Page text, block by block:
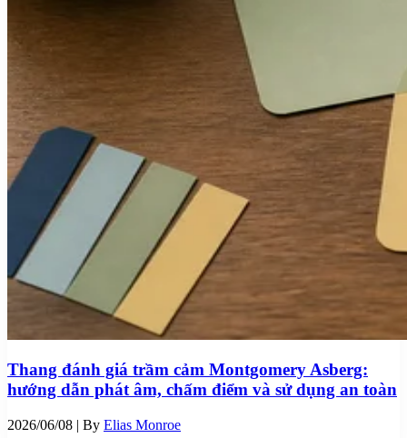
Thang đánh giá trầm cảm Montgomery Asberg:
hướng dẫn phát âm, chấm điểm và sử dụng an toàn
2026/06/08 | By Elias Monroe